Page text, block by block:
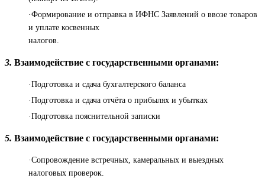
·Формирование и отправка в ИФНС Заявлений о ввозе товаров
и уплате косвенных
налогов.
3. Взаимодействие с государственными органами:
·Подготовка и сдача бухгалтерского баланса
·Подготовка и сдача отчёта о прибылях и убытках
·Подготовка пояснительной записки
5. Взаимодействие с государственными органами:
·Сопровождение встречных, камеральных и выездных
налоговых проверок.